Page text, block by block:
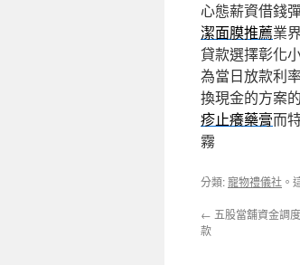
心態薪資借錢
潔面膜推薦業
貸款選擇彰化
為當日放款利
換現金的方案
疹止癢藥膏而
霧
分類:寵物禮儀社 。
← 五股當舖資金調
款